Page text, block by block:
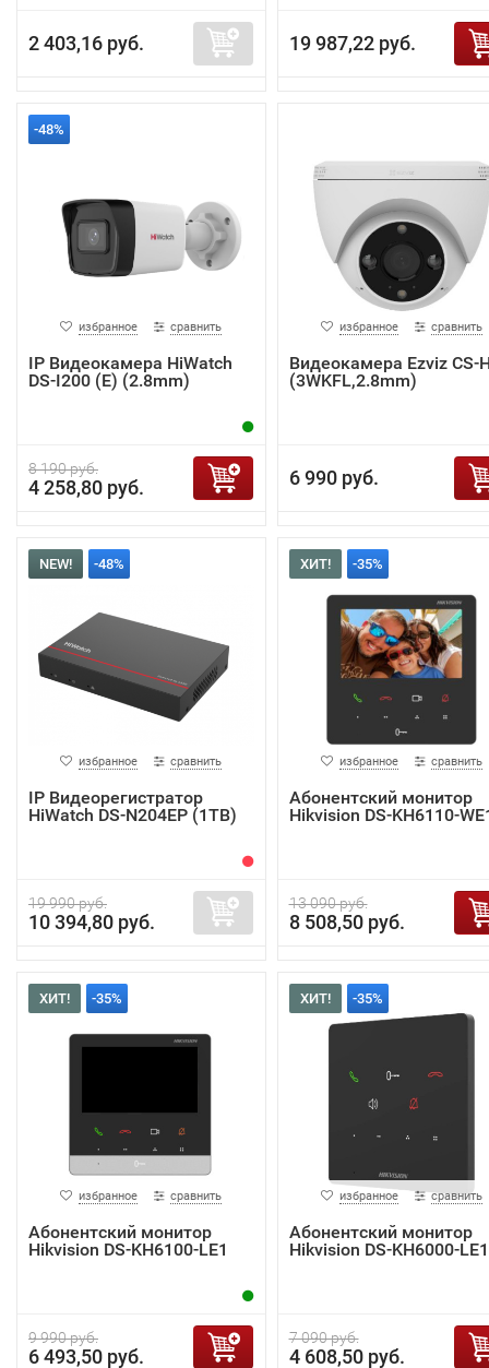
2 403,16 руб. 19 987,22 руб.
-48%
избранное сравнить
IP Видеокамера HiWatch
DS-I200 (E) (2.8mm)
8 190 руб.
4 258,80 руб.
избранное сравнить
Видеокамера Ezviz CS-
(3WKFL,2.8mm)
6 990 руб.
NEW! -48%
избранное сравнить
IP Видеорегистратор
HiWatch DS-N204EP (1TB)
19 990 руб.
10 394,80 руб.
ХИТ! -35%
избранное сравнить
Абонентский монитор
Hikvision DS-KH6110-
13 090 руб.
8 508,50 руб.
ХИТ! -35%
избранное сравнить
Абонентский монитор
Hikvision DS-KH6100-LE1
9 990 руб.
6 493,50 руб.
ХИТ! -35%
избранное сравнить
Абонентский монитор
Hikvision DS-KH6000-LE1
7 090 руб.
4 608,50 руб.